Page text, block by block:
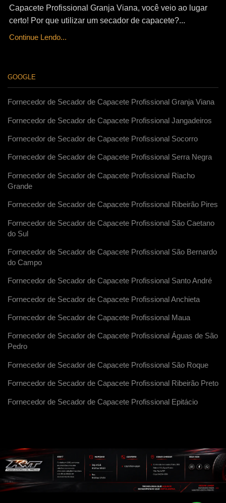
Capacete Profissional Granja Viana, você veio ao lugar
certo! Por que utilizar um secador de capacete?...
Continue Lendo...
GOOGLE
Fornecedor de Secador de Capacete Profissional Granja Viana
Fornecedor de Secador de Capacete Profissional Jangadeiros
Fornecedor de Secador de Capacete Profissional Socorro
Fornecedor de Secador de Capacete Profissional Serra Negra
Fornecedor de Secador de Capacete Profissional Riacho
Grande
Fornecedor de Secador de Capacete Profissional Ribeirão Pires
Fornecedor de Secador de Capacete Profissional São Caetano
do Sul
Fornecedor de Secador de Capacete Profissional São Bernardo
do Campo
Fornecedor de Secador de Capacete Profissional Santo André
Fornecedor de Secador de Capacete Profissional Anchieta
Fornecedor de Secador de Capacete Profissional Maua
Fornecedor de Secador de Capacete Profissional Águas de São
Pedro
Fornecedor de Secador de Capacete Profissional São Roque
Fornecedor de Secador de Capacete Profissional Ribeirão Preto
Fornecedor de Secador de Capacete Profissional Epitácio